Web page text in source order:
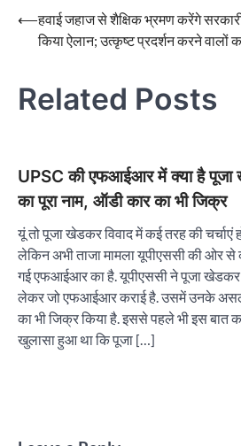
Post
navigation
⟵हवाई जहाज से शैक्षिक भ्रमण करेंगे
किया ऐलान; उत्कृष्ट प्रदर्शन करने वालों
Related Posts
UPSC की एफआईआर में क्‍या है
का पूरा नाम, ऑडी कार का भी जिक्र
यूं तो पूजा खेडकर विवाद में कई तरह की चर्चाएं
लेकिन अभी ताजा मामला यूपीएससी की ओर से
गई एफआईआर का है. यूपीएससी ने पूजा
लेकर जो एफआईआर कराई है. उसमें उनके
का भी जिक्र किया है. इससे पहले भी इस बात
खुलासा हुआ था कि पूजा […]